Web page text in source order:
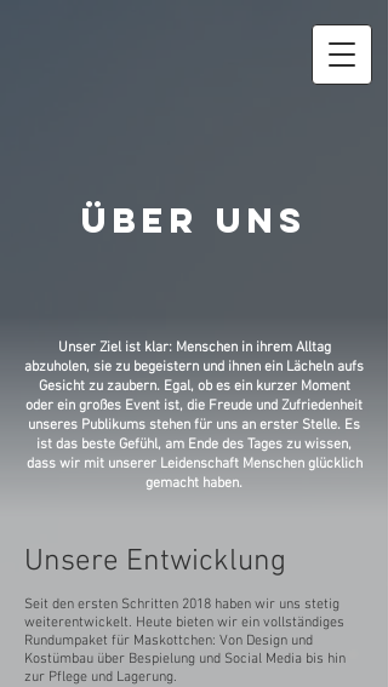
Über Uns
Unser Ziel ist klar: Menschen in ihrem Alltag
abzuholen, sie zu begeistern und ihnen ein Lächeln aufs
Gesicht zu zaubern. Egal, ob es ein kurzer Moment
oder ein großes Event ist, die Freude und Zufriedenheit
unseres Publikums stehen für uns an erster Stelle. Es
ist das beste Gefühl, am Ende des Tages zu wissen,
dass wir mit unserer Leidenschaft Menschen glücklich
gemacht haben.
Unsere Entwicklung
Seit den ersten Schritten 2018 haben wir uns stetig
weiterentwickelt. Heute bieten wir ein vollständiges
Rundumpaket für Maskottchen: Von Design und
Kostümbau über Bespielung und Social Media bis hin
zur Pflege und Lagerung.